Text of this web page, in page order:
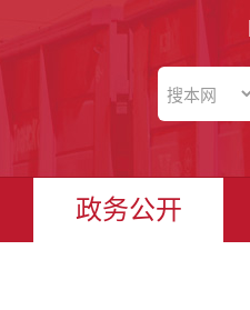
政务公开